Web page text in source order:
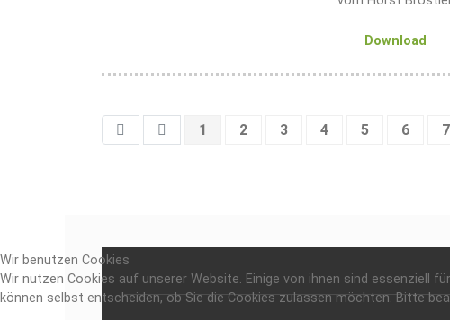
Download
1 2 3 4 5 6 7
Wir benutzen Cookies
Wir nutzen Cookies auf unserer Website. Einige von ihnen sind essenziell
können selbst entscheiden, ob Sie die Cookies zulassen möchten. Bitte